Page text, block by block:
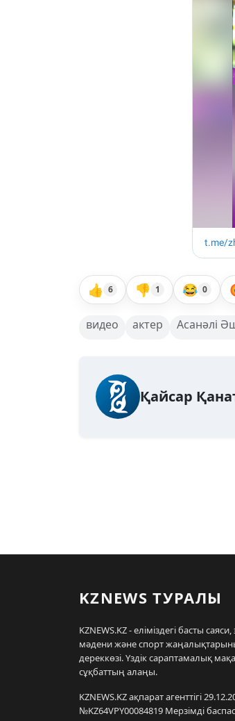
👍 6 👎 1 😂 0
видео актер Асанәлі
Қайсар
KZNEWS ТУРАЛЫ
KZNEWS.KZ - еліміздегі басты
мәдени және спорт
дереккөзі. Үздік сараптамалық
сұқбаттың алаңы.
KZNEWS.KZ ақпарат агенттігі
№KZ64VPY00084819 Мерзімді